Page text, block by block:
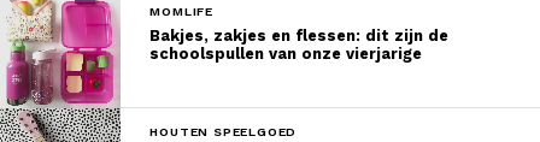
MOMLIFE
Bakjes, zakjes en flessen: dit zijn de
schoolspullen van onze vierjarige
HOUTEN SPEELGOED